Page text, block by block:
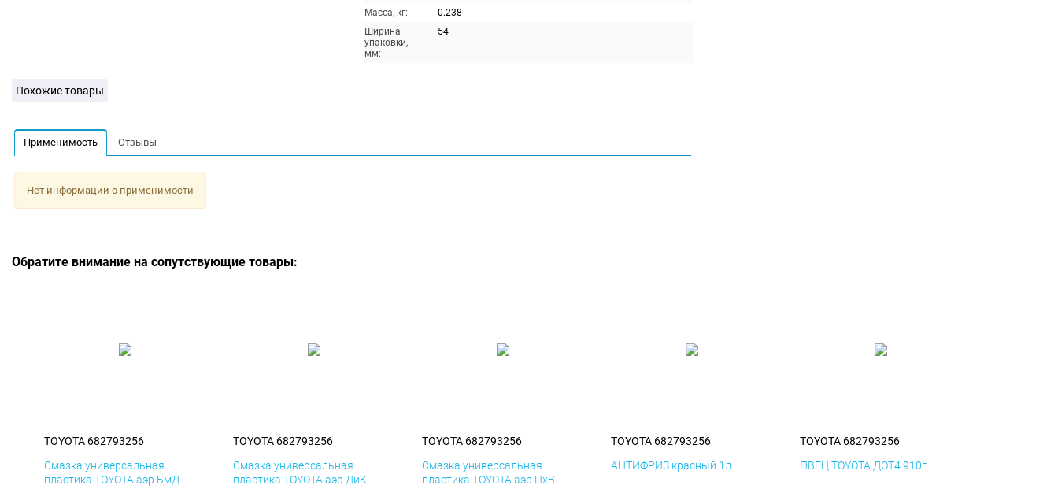
Масса, кг:
0.238
Ширина
упаковки,
мм:
54
Похожие товары
Применимость Отзывы
Нет информации о применимости
Обратите внимание на сопутствующие товары:
TOYOTA 682793256
Смазка универсальная
пластика TOYOTA аэр БмД
TOYOTA 682793256
Смазка универсальная
пластика TOYOTA аэр ДиК
TOYOTA 682793256
Смазка универсальная
пластика TOYOTA аэр ПхВ
TOYOTA 682793256
АНТИФРИЗ красный 1л.
TOYOTA 682793256
ПВЕЦ TOYOTA ДОТ4 910г